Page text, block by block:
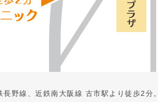
長野線、近鉄南大阪線 古市駅より徒歩2分。